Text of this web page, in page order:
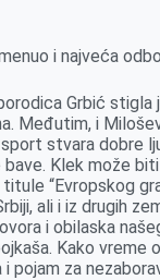
i najveća
Grbić
Međutim, i
stvara dobre
Klek može
“Evropskog
ali i iz drugih
i obilaska
Kako vreme
pojam za